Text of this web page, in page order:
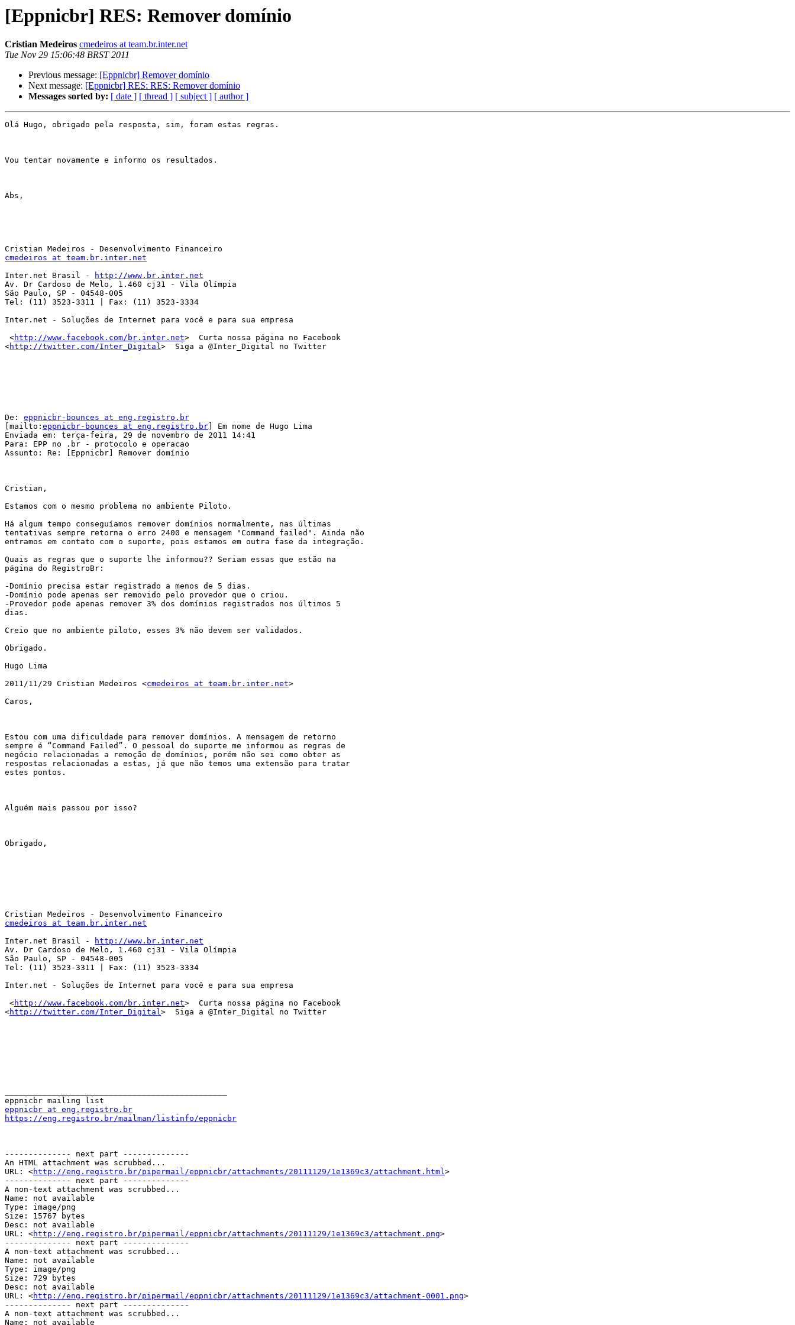
[Eppnicbr] RES: Remover domínio
Cristian Medeiros cmedeiros at team.br.inter.net
Tue Nov 29 15:06:48 BRST 2011
Previous message: [Eppnicbr] Remover domínio
Next message: [Eppnicbr] RES: RES: Remover domínio
Messages sorted by: [ date ] [ thread ] [ subject ] [ author ]
Olá Hugo, obrigado pela resposta, sim, foram estas regras.
Vou tentar novamente e informo os resultados.
Abs,
cmedeiros at team.br.inter.net
Inter.net Brasil -
http://www.br.inter.net
Av. Dr Cardoso de Melo, 1.460 cj31 - Vila Olímpia
São Paulo, SP - 04548-005
Tel: (11) 3523-3311 | Fax: (11) 3523-3334
Inter.net - Soluções de Internet para você e para sua empresa
<http://www.facebook.com/br.inter.net>  Curta nossa página no Facebook
<http://twitter.com/Inter_Digital>  Siga a @Inter_Digital no Twitter
De: eppnicbr-bounces at eng.registro.br
[mailto: eppnicbr-bounces at eng.registro.br ] Em nome de Hugo Lima
Enviada em: terça-feira, 29 de novembro de 2011 14:41
Para: EPP no .br - protocolo e operacao
Assunto: Re: [Eppnicbr] Remover domínio
Cristian,
Estamos com o mesmo problema no ambiente Piloto.
Há algum tempo conseguíamos remover domínios normalmente, nas últimas
tentativas sempre retorna o erro 2400 e mensagem "Command failed". Ainda não
entramos em contato com o suporte, pois estamos em outra fase da integração.
Quais as regras que o suporte lhe informou?? Seriam essas que estão na
página do RegistroBr:
-Domínio precisa estar registrado a menos de 5 dias.
-Domínio pode apenas ser removido pelo provedor que o criou.
-Provedor pode apenas remover 3% dos domínios registrados nos últimos 5
dias.
Creio que no ambiente piloto, esses 3% não devem ser validados.
Obrigado.
Hugo Lima
2011/11/29 Cristian Medeiros <cmedeiros at team.br.inter.net>
Caros,
Estou com uma dificuldade para remover domínios. A mensagem de retorno
sempre é “Command Failed”. O pessoal do suporte me informou as regras de
negócio relacionadas a remoção de domínios, porém não sei como obter as
respostas relacionadas a estas, já que não temos uma extensão para tratar
estes pontos.
Alguém mais passou por isso?
Obrigado,
cmedeiros at team.br.inter.net
Inter.net Brasil -
http://www.br.inter.net
Av. Dr Cardoso de Melo, 1.460 cj31 - Vila Olímpia
São Paulo, SP - 04548-005
Tel: (11) 3523-3311 | Fax: (11) 3523-3334
Inter.net - Soluções de Internet para você e para sua empresa
<http://www.facebook.com/br.inter.net>  Curta nossa página no Facebook
<http://twitter.com/Inter_Digital>  Siga a @Inter_Digital no Twitter
eppnicbr at eng.registro.br
https://eng.registro.br/mailman/listinfo/eppnicbr
-------------- next part --------------
An HTML attachment was scrubbed...
URL: <http://eng.registro.br/pipermail/eppnicbr/attachments/20111129/1e1369c3/attachment.html>
-------------- next part --------------
A non-text attachment was scrubbed...
Name: not available
Type: image/png
Size: 15767 bytes
Desc: not available
URL: <http://eng.registro.br/pipermail/eppnicbr/attachments/20111129/1e1369c3/attachment.png>
-------------- next part --------------
A non-text attachment was scrubbed...
Name: not available
Type: image/png
Size: 729 bytes
Desc: not available
URL: <http://eng.registro.br/pipermail/eppnicbr/attachments/20111129/1e1369c3/attachment-0001.png>
-------------- next part --------------
A non-text attachment was scrubbed...
Name: not available